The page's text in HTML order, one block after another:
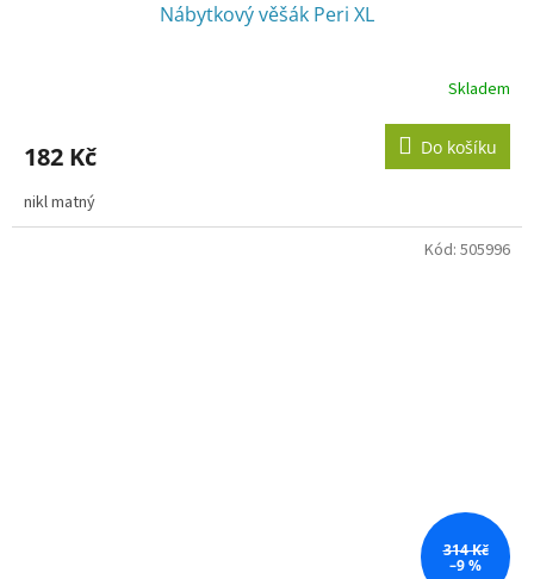
Nábytkový věšák Peri XL
Skladem
182 Kč Do košíku
nikl matný
314 Kč
–9 %
Kód: 505996